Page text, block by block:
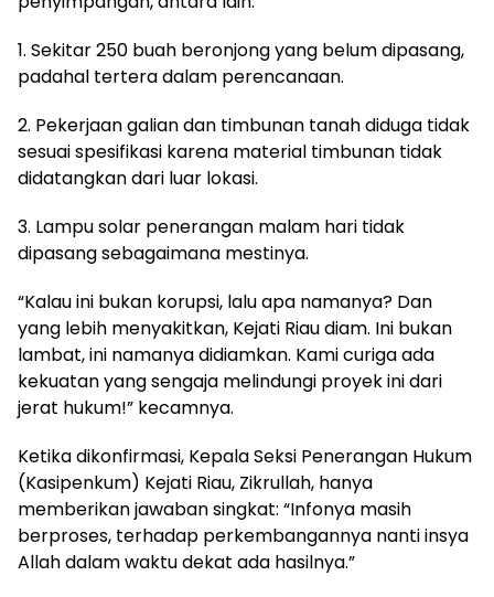
1. Sekitar 250 buah beronjong yang belum dipasang,
padahal tertera dalam perencanaan.
2. Pekerjaan galian dan timbunan tanah diduga tidak
sesuai spesifikasi karena material timbunan tidak
didatangkan dari luar lokasi.
3. Lampu solar penerangan malam hari tidak
dipasang sebagaimana mestinya.
“Kalau ini bukan korupsi, lalu apa namanya? Dan
yang lebih menyakitkan, Kejati Riau diam. Ini bukan
lambat, ini namanya didiamkan. Kami curiga ada
kekuatan yang sengaja melindungi proyek ini dari
jerat hukum!” kecamnya.
Ketika dikonfirmasi, Kepala Seksi Penerangan Hukum
(Kasipenkum) Kejati Riau, Zikrullah, hanya
memberikan jawaban singkat: “Infonya masih
berproses, terhadap perkembangannya nanti insya
Allah dalam waktu dekat ada hasilnya.”